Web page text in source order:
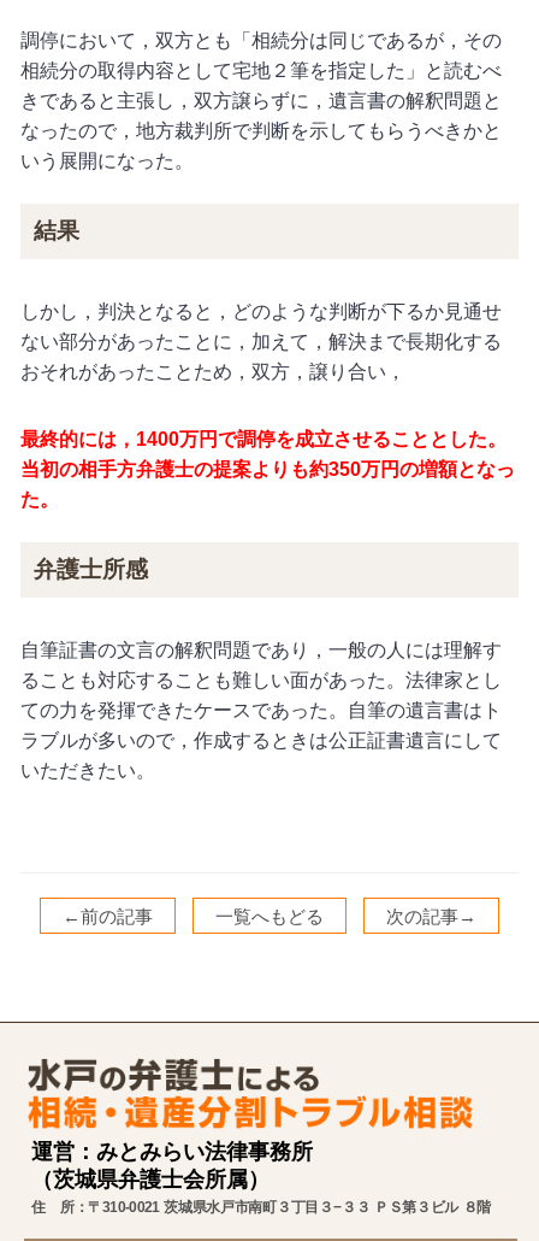
調停において，双方とも「相続分は同じであるが，その
相続分の取得内容として宅地２筆を指定した」と読むべ
きであると主張し，双方譲らずに，遺言書の解釈問題と
なったので，地方裁判所で判断を示してもらうべきかと
いう展開になった。
結果
しかし，判決となると，どのような判断が下るか見通せ
ない部分があったことに，加えて，解決まで長期化する
おそれがあったことため，双方，譲り合い，
最終的には，1400万円で調停を成立させることとした。
当初の相手方弁護士の提案よりも約350万円の増額となっ
た。
弁護士所感
自筆証書の文言の解釈問題であり，一般の人には理解す
ることも対応することも難しい面があった。法律家とし
ての力を発揮できたケースであった。自筆の遺言書はト
ラブルが多いので，作成するときは公正証書遺言にして
いただきたい。
←前の記事 一覧へもどる 次の記事→
運営：みとみらい法律事務所
（茨城県弁護士会所属）
住 所：〒310-0021 茨城県水戸市南町３丁目３−３３ ＰＳ第３ビル ８階